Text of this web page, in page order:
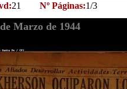
21 Nº Páginas:1/3
Marzo de 1944